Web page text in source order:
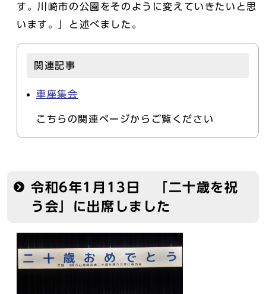
す。川崎市の公園をそのように変えていきたいと思
います。」と述べました。
関連記事
車座集会
こちらの関連ページからご覧ください
令和6年1月13日 「二十歳を祝
う会」に出席しました